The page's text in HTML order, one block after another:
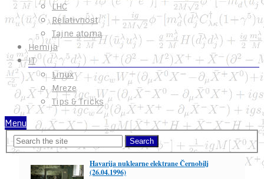
LHC
Relativnost
Tajne atoma
Hemija
IT
Linux
Mreze
Tips & Tricks
Menu
Havarija nuklearne elektrane Černobilj
(26.04.1996)